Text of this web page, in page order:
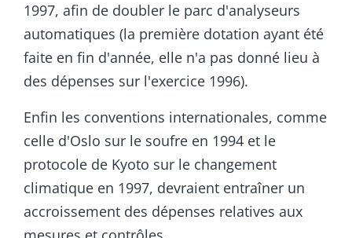
1997, afin de doubler le parc d'analyseurs
automatiques (la première dotation ayant été
faite en fin d'année, elle n'a pas donné lieu à
des dépenses sur l'exercice 1996).
Enfin les conventions internationales, comme
celle d'Oslo sur le soufre en 1994 et le
protocole de Kyoto sur le changement
climatique en 1997, devraient entraîner un
accroissement des dépenses relatives aux